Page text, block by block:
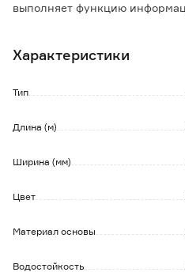
выполняет функцию
- хорошая адгезия;
- устойчивость к старению.
Максимальная степень
Характеристики
Тип
Длина (м)
Ширина (мм)
Цвет
Материал основы
Водостойкость